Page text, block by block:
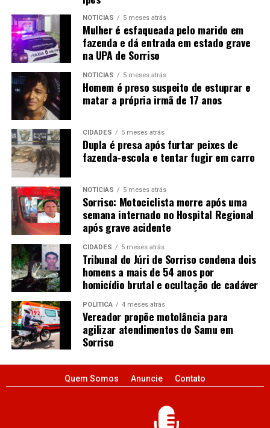
NOTÍCIAS 5 meses atrás
Mulher é esfaqueada pelo marido em
fazenda e dá entrada em estado grave
na UPA de Sorriso
NOTÍCIAS 5 meses atrás
Homem é preso suspeito de estuprar e
matar a própria irmã de 17 anos
CIDADES 5 meses atrás
Dupla é presa após furtar peixes de
fazenda-escola e tentar fugir em carro
NOTÍCIAS 5 meses atrás
Sorriso: Motociclista morre após uma
semana internado no Hospital Regional
após grave acidente
CIDADES 5 meses atrás
Tribunal do Júri de Sorriso condena dois
homens a mais de 54 anos por
homicídio brutal e ocultação de cadáver
POLÍTICA 4 meses atrás
Vereador propõe motolância para
agilizar atendimentos do Samu em
Sorriso
Quem Somos Anuncie Contato